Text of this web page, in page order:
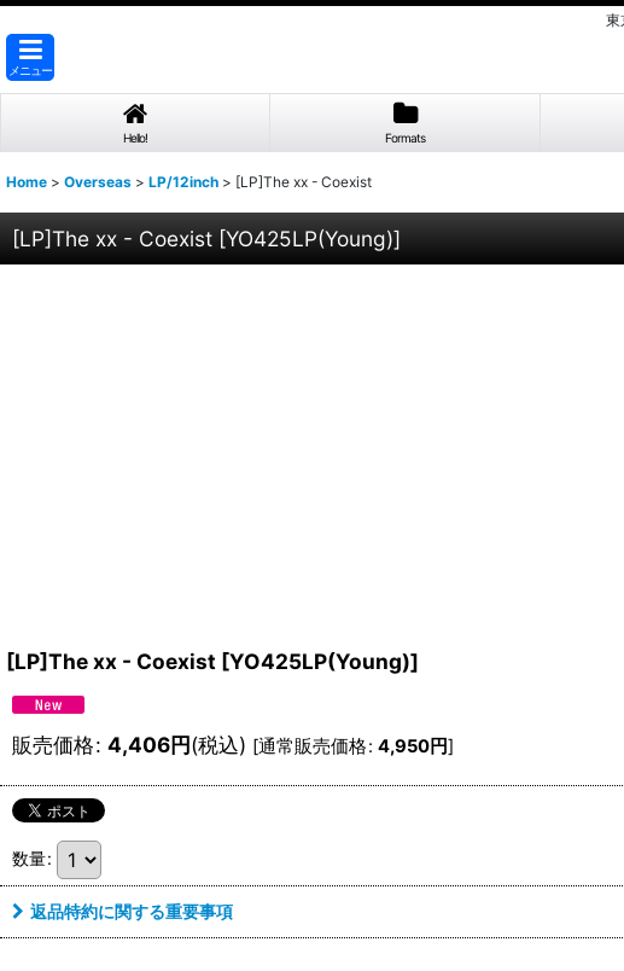
東
メニュー
Hello! Formats
Home > Overseas > LP/12inch > [LP]The xx - Coexist
[LP]The xx - Coexist [YO425LP(Young)]
[LP]The xx - Coexist [YO425LP(Young)]
販売価格: 4,406円(税込) [通常販売価格: 4,950円]
数量:
返品特約に関する重要事項